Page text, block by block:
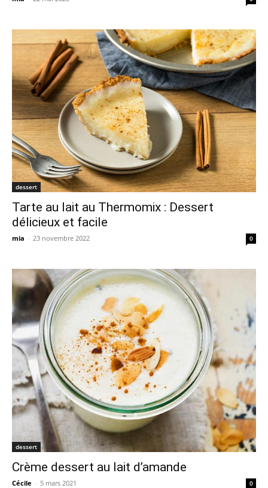
dessert
Tarte au lait au Thermomix : Dessert
délicieux et facile
mia - 23 novembre 2022 0
dessert
Crème dessert au lait d’amande
Cécile - 5 mars 2021 0